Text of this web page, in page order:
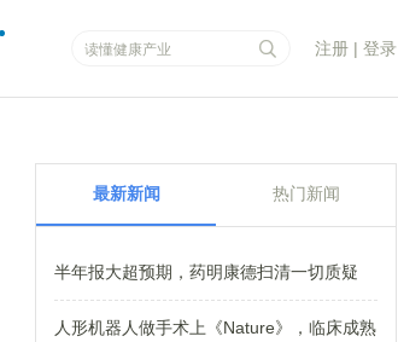
注册 | 登录
最新新闻 热门新闻
半年报大超预期，药明康德扫清一切质疑
人形机器人做手术上《Nature》，临床成熟